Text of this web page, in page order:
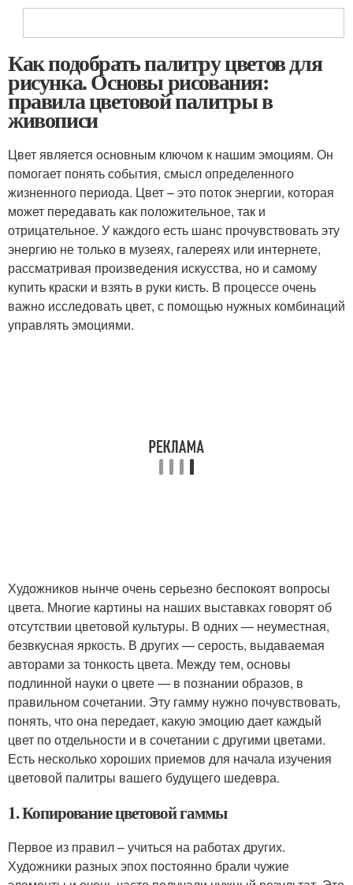
Как подобрать палитру цветов для
рисунка. Основы рисования:
правила цветовой палитры в
живописи
Цвет является основным ключом к нашим эмоциям. Он
помогает понять события, смысл определенного
жизненного периода. Цвет – это поток энергии, которая
может передавать как положительное, так и
отрицательное. У каждого есть шанс прочувствовать эту
энергию не только в музеях, галереях или интернете,
рассматривая произведения искусства, но и самому
купить краски и взять в руки кисть. В процессе очень
важно исследовать цвет, с помощью нужных комбинаций
управлять эмоциями.
Художников нынче очень серьезно беспокоят вопросы
цвета. Многие картины на наших выставках говорят об
отсутствии цветовой культуры. В одних — неуместная,
безвкусная яркость. В других — серость, выдаваемая
авторами за тонкость цвета. Между тем, основы
подлинной науки о цвете — в познании образов, в
правильном сочетании. Эту гамму нужно почувствовать,
понять, что она передает, какую эмоцию дает каждый
цвет по отдельности и в сочетании с другими цветами.
Есть несколько хороших приемов для начала изучения
цветовой палитры вашего будущего шедевра.
1. Копирование цветовой гаммы
Первое из правил – учиться на работах других.
Художники разных эпох постоянно брали чужие